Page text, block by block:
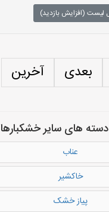
لیست (افزایش بازدید)
بعدی آخرین
های سایر خشکبارها
عناب
خاکشیر
پیاز خشک